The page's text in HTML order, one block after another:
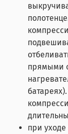
прямыми
при